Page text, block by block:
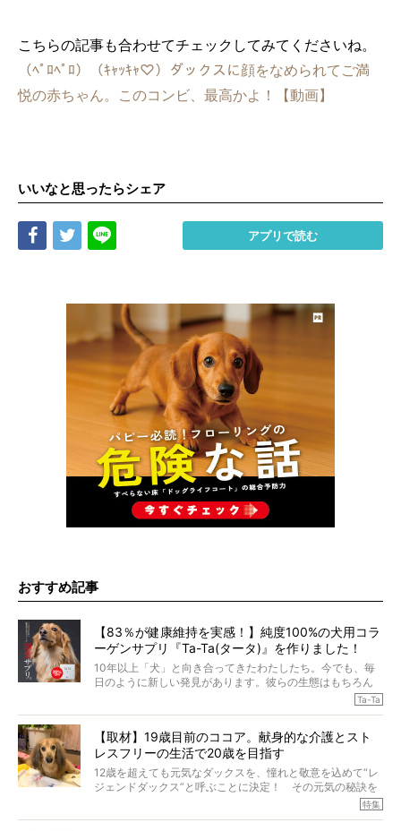
こちらの記事も合わせてチェックしてみてくださいね。
（ﾍﾟﾛﾍﾟﾛ）（ｷｬｯｷｬ♡）ダックスに顔をなめられてご満
悦の赤ちゃん。このコンビ、最高かよ！【動画】
いいなと思ったらシェア
Share Tweet アプリで読む
おすすめ記事
【83％が健康維持を実感！】純度100%の犬用コラ
ーゲンサプリ『Ta-Ta(タータ)』を作りました！
10年以上「犬」と向き合ってきたわたしたち。今でも、毎
日のように新しい発見があります。彼らの生態はもちろん
のこと、「食事」に関することも同じです。昔の犬は25年
代の犬の食事は“ある重要な栄養”が不足しがちになっている
というのです。
それを効率よくおぎなってくれるのが、コラーゲン！ そ
こでわたしたちは、純度100%の犬用コラーゲンサプリ
『Ta-Ta(タータ)』を作りました！
愛犬家の83％が「健康維持を実感した」と評判のTa-Ta(タ
Ta-Ta
【取材】19歳目前のココア。献身的な介護とスト
レスフリーの生活で20歳を目指す
12歳を超えても元気なダックスを、憧れと敬意を込めて“レ
ジェンドダックス”と呼ぶことに決定！ その元気の秘訣を
オーナーさんに伺うのが、特集『レジェンドダックスの肖特集